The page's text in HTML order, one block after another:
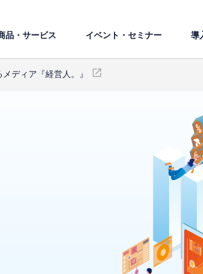
品・サービス イベント・セミナー 導
ディア『経営人。』